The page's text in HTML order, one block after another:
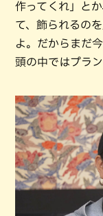
作ってくれ」と
て、飾られるの
よ。だからまだ
頭の中ではプラ